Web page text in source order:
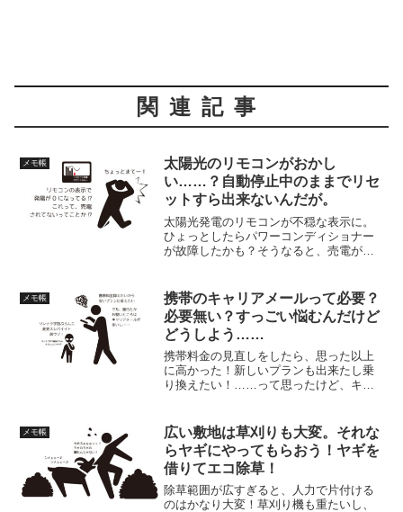
関連記事
メモ帳
太陽光のリモコンがおかし
い……？自動停止中のままでリセ
ットすら出来ないんだが。
太陽光発電のリモコンが不穏な表示に。
ひょっとしたらパワーコンディショナー
が故障したかも？そうなると、売電が止
態、です！
メモ帳
携帯のキャリアメールって必要？
必要無い？すっごい悩むんだけど
どうしよう……
携帯料金の見直しをしたら、思った以上
に高かった！新しいプランも出来たし乗
り換えたい！……って思ったけど、キャ
リアメールが、自分にとって必要なのか
を考えてみる。
メモ帳
広い敷地は草刈りも大変。それな
らヤギにやってもらおう！ヤギを
借りてエコ除草！
除草範囲が広すぎると、人力で片付ける
のはかなり大変！草刈り機も重たいし、